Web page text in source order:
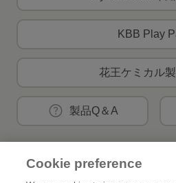
KBB Play
花王ケミカル
製品Q＆A
花王公式SNSア
Cookie preference